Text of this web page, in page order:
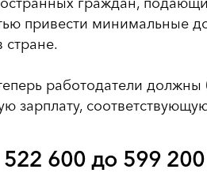
привести минимальные
стране.
работодатели должны
зарплату,
600 до 599